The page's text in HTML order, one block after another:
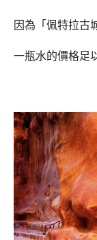
因為「佩特拉古
一瓶水的價格足